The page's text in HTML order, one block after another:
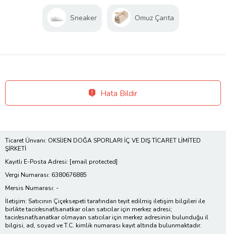
Sneaker Omuz Çanta
Hata Bildir
Ticaret Ünvanı: OKSİJEN DOĞA SPORLARI İÇ VE DIŞ TİCARET LİMİTED
ŞİRKETİ
Kayıtlı E-Posta Adresi: [email protected]
Vergi Numarası: 6380676885
Mersis Numarası: -
İletişim: Satıcının Çiçeksepeti tarafından teyit edilmiş iletişim bilgileri ile
birlikte tacir/esnaf/sanatkar olan satıcılar için merkez adresi;
tacir/esnaf/sanatkar olmayan satıcılar için merkez adresinin bulunduğu il
bilgisi, ad, soyad ve T.C. kimlik numarası kayıt altında bulunmaktadır.